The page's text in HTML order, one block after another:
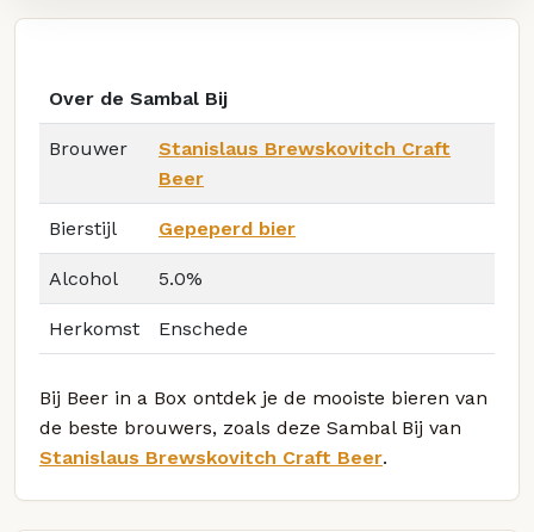
Over de Sambal Bij
Brouwer
Stanislaus Brewskovitch Craft
Beer
Bierstijl Gepeperd bier
Alcohol 5.0%
Herkomst Enschede
Bij Beer in a Box ontdek je de mooiste bieren van
de beste brouwers, zoals deze Sambal Bij van
Stanislaus Brewskovitch Craft Beer.